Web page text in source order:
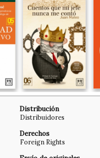
Distribución
Distribuidores
Derechos
Foreign Rights